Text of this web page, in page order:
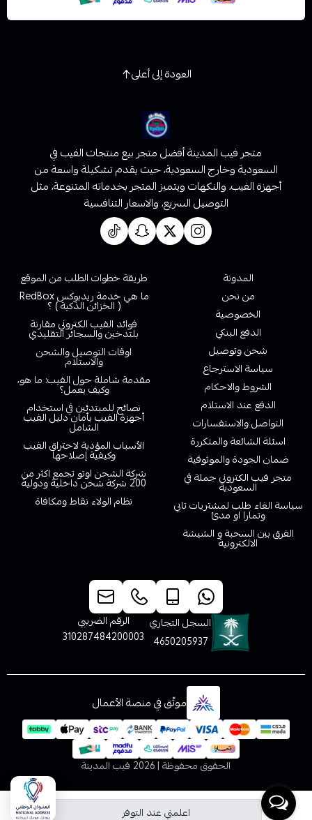
اعلمني عند التوفر
العودة إلى أعلى
متجر فيب المدينة أفضل متجر بيع منتجات الفيب في
السعودية وخارج السعودية، حيث يقدم تشكيلة واسعة من
أجهزة الفيب، والنكهات ويتميز المتجر بخدماته المتنوعة، مثل
التوصيل السريع، والاسعار التنافسية
المدونة
من نحن
الخصوصية
الدفع البنكي
شحن وتوصيل
سياسة الاسترجاع
الشروط والاحكام
الدفع عند الاستلام
التواصل والاستفسارات
اسئلة الشائعة والمتكررة
ضمان الجودة والموثوقية
متجر فيب الكتروني جملة في
السعودية
سياسة الغاء طلب لمشتريات تابي
وتمارا او مدئ
الفرق بين السحبة و الشيشة
الالكترونية
طريقة خطوات الطلب من الموقع
ما هي خدمة ريدبوكس RedBox
( الخزائن الذكية ) ؟
فوائد الفيب الكتروني مقارنة
بلتدخين والسجائر التقليدي
اوقات التوصيل والشحن
والاستلام
مقدمة شاملة حول الفيب: ما هو،
وكيف يعمل؟
نصائح للمبتدئين في استخدام
أجهزة الفيب بأمان دليل الفيب
الشامل
الأسباب المؤدية لاحتراق الفيب
وكيفية إصلاحها
شركة الشحن اوتو تجمع اكثر من
200 شركة شحن داخلية ودولية
نظام الولاء نقاط ومكافاة
السجل التجاري
4650205937
الرقم الضريبي
310287484200003
موثّق في منصة الأعمال
الحقوق محفوظة | 2026 فيب المدينة